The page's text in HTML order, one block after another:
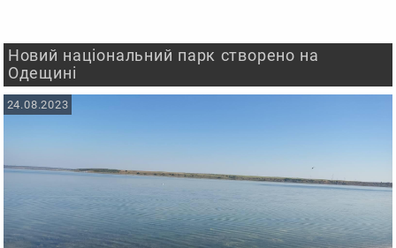
Новий національний парк створено на
Одещині
24.08.2023